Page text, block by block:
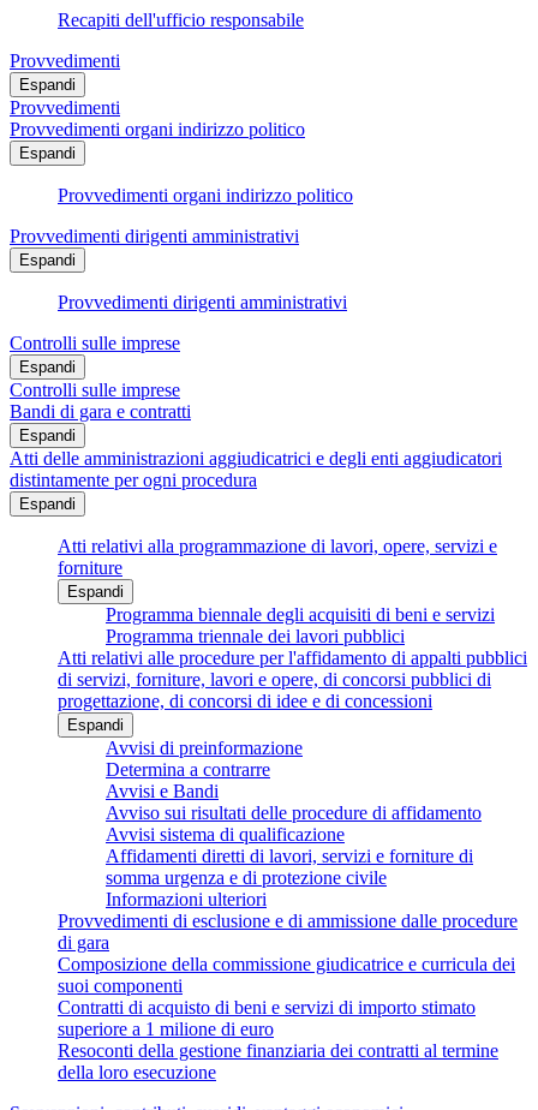
Recapiti dell'ufficio responsabile
Provvedimenti
Espandi
Provvedimenti
Provvedimenti organi indirizzo politico
Espandi
Provvedimenti organi indirizzo politico
Provvedimenti dirigenti amministrativi
Espandi
Provvedimenti dirigenti amministrativi
Controlli sulle imprese
Espandi
Controlli sulle imprese
Bandi di gara e contratti
Espandi
Atti delle amministrazioni aggiudicatrici e degli enti aggiudicatori
distintamente per ogni procedura
Espandi
Atti relativi alla programmazione di lavori, opere, servizi e
forniture
Espandi
Programma biennale degli acquisiti di beni e servizi
Programma triennale dei lavori pubblici
Atti relativi alle procedure per l'affidamento di appalti pubblici
di servizi, forniture, lavori e opere, di concorsi pubblici di
progettazione, di concorsi di idee e di concessioni
Espandi
Avvisi di preinformazione
Determina a contrarre
Avvisi e Bandi
Avviso sui risultati delle procedure di affidamento
Avvisi sistema di qualificazione
Affidamenti diretti di lavori, servizi e forniture di
somma urgenza e di protezione civile
Informazioni ulteriori
Provvedimenti di esclusione e di ammissione dalle procedure
di gara
Composizione della commissione giudicatrice e curricula dei
suoi componenti
Contratti di acquisto di beni e servizi di importo stimato
superiore a 1 milione di euro
Resoconti della gestione finanziaria dei contratti al termine
della loro esecuzione